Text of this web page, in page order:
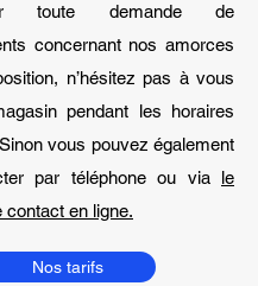
toute demande de
concernant nos amorces
n’hésitez pas à vous
pendant les horaires
vous pouvez également
par téléphone ou via le
contact en ligne.
Nos tarifs